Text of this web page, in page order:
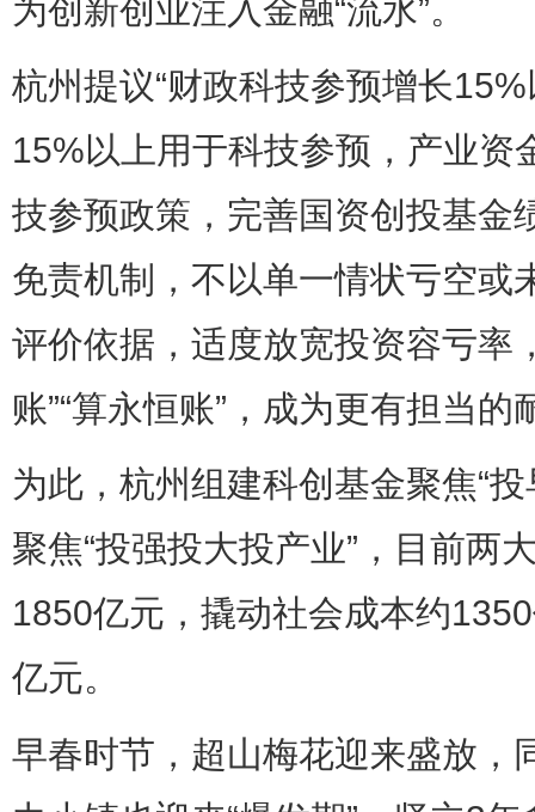
为创新创业注入金融“流水”。
杭州提议“财政科技参预增长
15%以上用于科技参预，产业资
技参预政策，完善国资创投基金
免责机制，不以单一情状亏空或
评价依据，适度放宽投资容亏率
账”“算永恒账”，成为更有担当
为此，杭州组建科创基金聚焦“
聚焦“投强投大投产业”，目前两
1850亿元，撬动社会成本约
亿元。
早春时节，超山梅花迎来盛放，